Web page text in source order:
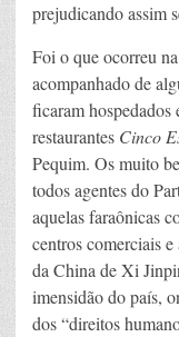
prejudicando assim
Foi o que ocorreu
acompanhado de
ficaram hospedados
restaurantes Cinco
Pequim. Os muito
todos agentes do
aquelas faraônicas
centros comerciais
da China de Xi
imensidão do país,
dos “direitos